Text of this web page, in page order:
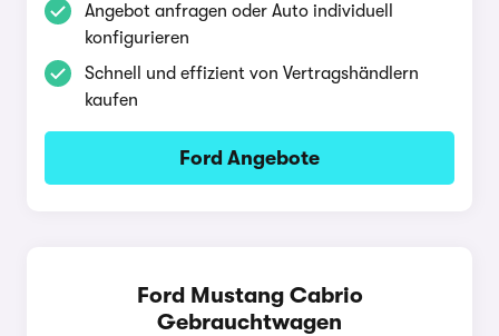
Angebot anfragen oder Auto individuell
konfigurieren
Schnell und effizient von Vertragshändlern
kaufen
Ford Angebote
Ford Mustang Cabrio
Gebrauchtwagen